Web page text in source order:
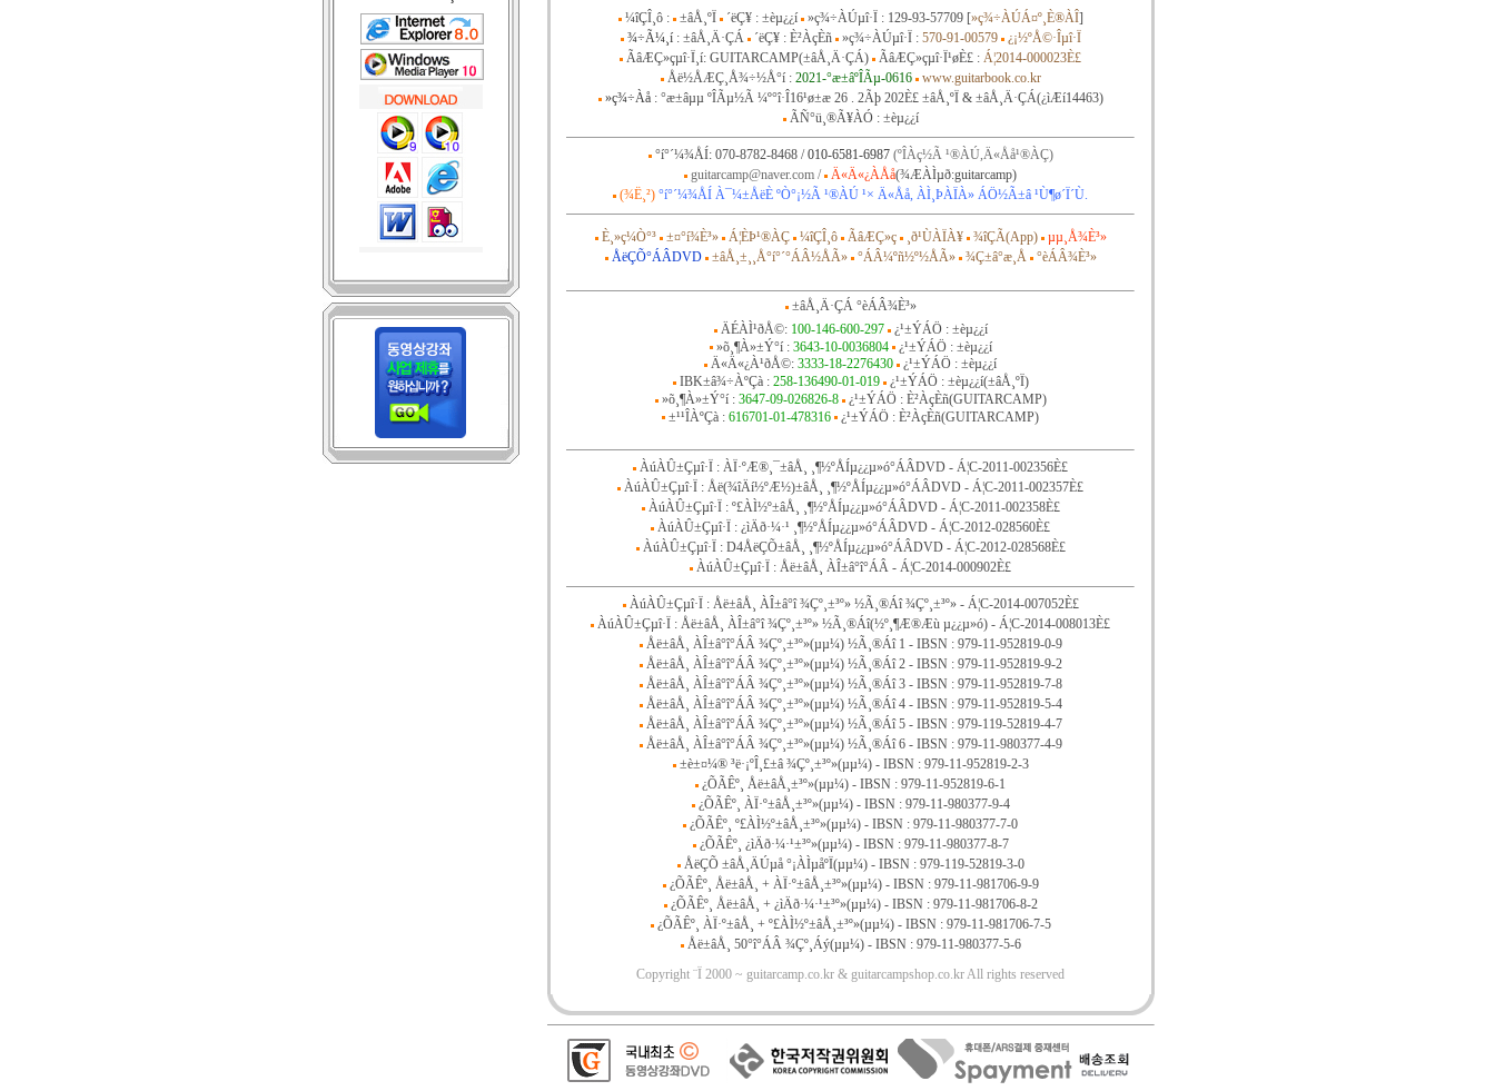
¼îÇÎ¸ô : ±âÅ¸ºÏ ´ëÇ¥ : ±èµ¿¿í »ç¾÷ÀÚµî·Ï : 129-93-57709 [»ç¾÷ÀÚÁ¤º¸È®ÀÎ]
¾÷Ã¼¸í: ±âÅ¸Ä·ÇÁ ´ëÇ¥ : È²ÀçÈñ »ç¾÷ÀÚµî·Ï : 570-91-00579
¿¡½ºÅ©·Îµî·Ï
ÃâÆÇ»çµî·Ï¸í: GUITARCAMP(±âÅ¸Ä·ÇÁ)
ÃâÆÇ»çµî·Ï¹øÈ£ : Á¦2014-000023È£
Åë½ÅÆÇ¸Å¾÷½Å°í : 2021-°æ±âºÎÃµ-0616
www.guitarbook.co.kr
»ç¾÷Àå: °æ±âµµ ºÎÃµ½Ã ¼º°î·Î16¹ø±æ 26 . 2Ãþ 202È£ ±âÅ¸ºÏ & ±âÅ¸Ä·ÇÁ(¿ìÆí14463)
ÃÑ°ü¸®Ã¥ÀÓ : ±èµ¿¿í
°í°´¼¾ÅÍ: 070-8782-8468 /010-6581-6987 (ºÎÀç½Ã ¹®ÀÚ,Ä«Åå¹®ÀÇ)
guitarcamp@naver.com / Ä«Ä«¿ÀÅå(¾ÆÀÌµð:guitarcamp)
(¾Ë¸²) °í°´¼¾ÅÍ À¯¼±ÅëÈ­ ºÒ°¡½Ã ¹®ÀÚ ¹× Ä«Åå, ÀÌ¸ÞÀÏÀ» ÁÖ½Ã±â ¹Ù¶ø´Ï´Ù.
È¸»ç¼Ò°³ ±¤°í¾È³» Á¦ÈÞ¹®ÀÇ ¼îÇÎ¸ô ÃâÆÇ»ç ¸ð¹ÙÀÏÀ¥ ¾îÇÃ(App)
µµ¸Å¾È³»
ÅëÇÕ°­ÁÂDVD
±âÅ¸±¸¸Å°í°´°­ÁÂ½ÅÃ» °­ÁÂ¼­ºñ½º½ÅÃ» ¾Ç±â°æ¸Å °èÁÂ¾È³»
±âÅ¸Ä·ÇÁ °èÁÂ¾È³»
ÄÉÀÌ¹ðÅ©: 100-146-600-297 ¿¹±ÝÁÖ : ±èµ¿¿í
»õ¸¶À»±Ý°í : 3643-10-0036804 ¿¹±ÝÁÖ : ±èµ¿¿í
Ä«Ä«¿À¹ðÅ©: 3333-18-2276430
¿¹±ÝÁÖ : ±èµ¿¿í
IBK±â¾÷ÀºÇà : 258-136490-01-019 ¿¹±ÝÁÖ : ±èµ¿¿í(±âÅ¸ºÏ)
»õ¸¶À»±Ý°í : 3647-09-026826-8 ¿¹±ÝÁÖ : È²ÀçÈñ(GUITARCAMP)
±¹¹ÎÀºÇà : 616701-01-478316 ¿¹±ÝÁÖ : È²ÀçÈñ(GUITARCAMP)
ÀúÀÛ±Çµî·Ï : ÀÏ·ºÆ®¸¯±âÅ¸ ¸¶½ºÅÍµ¿¿µ»ó°­ÁÂDVD - Á¦C-2011-002356È£
ÀúÀÛ±Çµî·Ï : Åë(¾îÄí½ºÆ½)±âÅ¸ ¸¶½ºÅÍµ¿¿µ»ó°­ÁÂDVD - Á¦C-2011-002357È£
ÀúÀÛ±Çµî·Ï : º£ÀÌ½º±âÅ¸ ¸¶½ºÅÍµ¿¿µ»ó°­ÁÂDVD - Á¦C-2011-002358È£
ÀúÀÛ±Çµî·Ï : ¿ìÄð·¼·¹ ¸¶½ºÅÍµ¿¿µ»ó°­ÁÂDVD - Á¦C-2012-028560È£
ÀúÀÛ±Çµî·Ï : D4ÅëÇÕ±âÅ¸ ¸¶½ºÅÍµ¿¿µ»ó°­ÁÂDVD - Á¦C-2012-028568È£
ÀúÀÛ±Çµî·Ï : Åë±âÅ¸ ÀÎ±â°î°­ÁÂ - Á¦C-2014-000902È£
ÀúÀÛ±Çµî·Ï : Åë±âÅ¸ ÀÎ±â°î ¾Çº¸±³º» ½Ã¸®Áî ¾Çº¸±³º» - Á¦C-2014-007052È£
ÀúÀÛ±Çµî·Ï : Åë±âÅ¸ ÀÎ±â°î ¾Çº¸±³º» ½Ã¸®Áî(½º¸¶Æ®Æù µ¿¿µ»ó) - Á¦C-2014-008013È£
Åë±âÅ¸ ÀÎ±â°î°­ÁÂ ¾Çº¸±³º»(µµ¼­) ½Ã¸®Áî 1 - IBSN : 979-11-952819-0-9
Åë±âÅ¸ ÀÎ±â°î°­ÁÂ ¾Çº¸±³º»(µµ¼­) ½Ã¸®Áî 2 - IBSN : 979-11-952819-9-2
Åë±âÅ¸ ÀÎ±â°î°­ÁÂ ¾Çº¸±³º»(µµ¼­) ½Ã¸®Áî 3 - IBSN : 979-11-952819-7-8
Åë±âÅ¸ ÀÎ±â°î°­ÁÂ ¾Çº¸±³º»(µµ¼­) ½Ã¸®Áî 4 - IBSN : 979-11-952819-5-4
Åë±âÅ¸ ÀÎ±â°î°­ÁÂ ¾Çº¸±³º»(µµ¼­) ½Ã¸®Áî 5 - IBSN : 979-119-52819-4-7
Åë±âÅ¸ ÀÎ±â°î°­ÁÂ ¾Çº¸±³º»(µµ¼­) ½Ã¸®Áî 6 - IBSN : 979-11-980377-4-9
±è±¤¼® ³ë·¡ºÎ¸£±â ¾Çº¸±³º»(µµ¼­) - IBSN : 979-11-952819-2-3
¿ÕÃÊº¸ Åë±âÅ¸±³º»(µµ¼­) - IBSN : 979-11-952819-6-1
¿ÕÃÊº¸ ÀÏ·º±âÅ¸±³º»(µµ¼­) - IBSN : 979-11-980377-9-4
¿ÕÃÊº¸ º£ÀÌ½º±âÅ¸±³º»(µµ¼­) - IBSN : 979-11-980377-7-0
¿ÕÃÊº¸ ¿ìÄð·¼·¹±³º»(µµ¼­) - IBSN : 979-11-980377-8-7
ÅëÇÕ ±âÅ¸ÄÚµå °¡ÀÌµåºÏ(µµ¼­) - IBSN : 979-119-52819-3-0
¿ÕÃÊº¸ Åë±âÅ¸ + ÀÏ·º±âÅ¸±³º»(µµ¼­) - IBSN : 979-11-981706-9-9
¿ÕÃÊº¸ Åë±âÅ¸ + ¿ìÄð·¼·¹±³º»(µµ¼­) - IBSN : 979-11-981706-8-2
¿ÕÃÊº¸ ÀÏ·º±âÅ¸ + º£ÀÌ½º±âÅ¸±³º»(µµ¼­) - IBSN : 979-11-981706-7-5
Åë±âÅ¸ 50°î°­ÁÂ ¾Çº¸Áý(µµ¼­) - IBSN : 979-11-980377-5-6
Copyright ¨Ï 2000 ~ guitarcamp.co.kr & guitarcampshop.co.kr All rights reserved